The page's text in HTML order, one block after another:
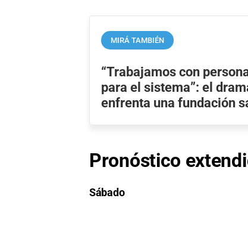
MIRÁ TAMBIÉN
“Trabajamos con
para el sistema”: el
enfrenta una fundación
Pronóstico
Sábado